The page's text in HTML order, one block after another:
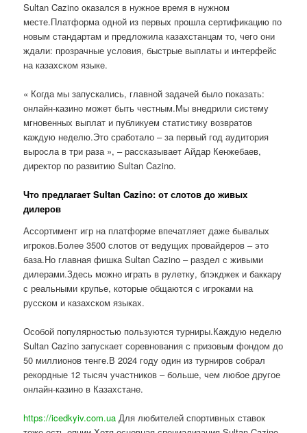
Sultan Cazino оказался в нужное время в нужном
месте.Платформа одной из первых прошла сертификацию по
новым стандартам и предложила казахстанцам то, чего они
ждали: прозрачные условия, быстрые выплаты и интерфейс
на казахском языке.
« Когда мы запускались, главной задачей было показать:
онлайн-казино может быть честным.Мы внедрили систему
мгновенных выплат и публикуем статистику возвратов
каждую неделю.Это сработало – за первый год аудитория
выросла в три раза », – рассказывает Айдар Кенжебаев,
директор по развитию Sultan Cazino.
Что предлагает Sultan Cazino: от слотов до живых
дилеров
Ассортимент игр на платформе впечатляет даже бывалых
игроков.Более 3500 слотов от ведущих провайдеров – это
база.Но главная фишка Sultan Cazino – раздел с живыми
дилерами.Здесь можно играть в рулетку, блэкджек и баккару
с реальными крупье, которые общаются с игроками на
русском и казахском языках.
Особой популярностью пользуются турниры.Каждую неделю
Sultan Cazino запускает соревнования с призовым фондом до
50 миллионов тенге.В 2024 году один из турниров собрал
рекордные 12 тысяч участников – больше, чем любое другое
онлайн-казино в Казахстане.
https://icedkyiv.com.ua Для любителей спортивных ставок